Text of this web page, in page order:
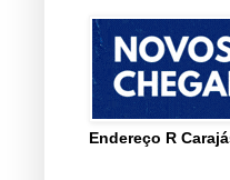
Endereço R